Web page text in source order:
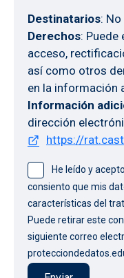
Destinatarios:
Derechos:
acceso,
así como otros
en la información
Información
dirección
https://
He leído y
consiento que mis
características del
Puede retirar este
siguiente correo